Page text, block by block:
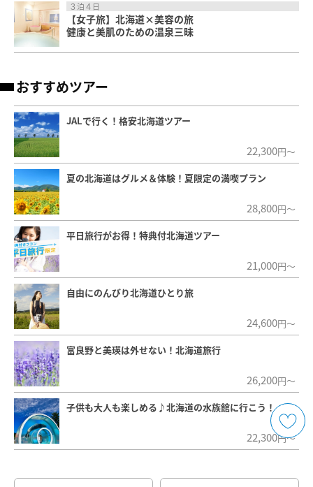
３泊４日
【女子旅】北海道×美容の旅
健康と美肌のための温泉三昧
おすすめツアー
JALで行く！格安北海道ツアー
22,300円～
夏の北海道はグルメ＆体験！夏限定の満喫プラン
28,800円～
平日旅行がお得！特典付北海道ツアー
21,000円～
自由にのんびり北海道ひとり旅
24,600円～
富良野と美瑛は外せない！北海道旅行
26,200円～
子供も大人も楽しめる♪北海道の水族館に行こう！
22,300円～